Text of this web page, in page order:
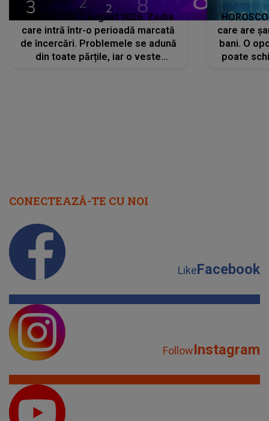
HOROSCOP 7 august 2026. Zodia
care intră într-o perioadă marcată
de încercări. Problemele se adună
din toate părțile, iar o veste
care are
bani. O
poate
CONECTEAZĂ-TE CU NOI
LikeFacebook
FollowInstagram